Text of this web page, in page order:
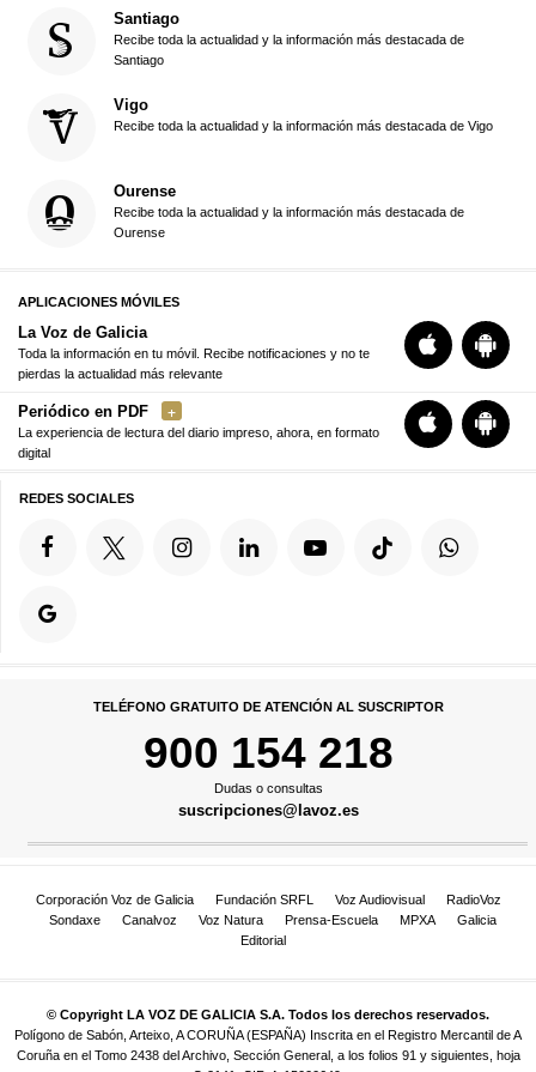
Santiago
Recibe toda la actualidad y la información más destacada de
Santiago
Vigo
Recibe toda la actualidad y la información más destacada de Vigo
Ourense
Recibe toda la actualidad y la información más destacada de
Ourense
APLICACIONES MÓVILES
La Voz de Galicia
Toda la información en tu móvil. Recibe notificaciones y no te
pierdas la actualidad más relevante
Periódico en PDF
La experiencia de lectura del diario impreso, ahora, en formato
digital
REDES SOCIALES
TELÉFONO GRATUITO DE ATENCIÓN AL SUSCRIPTOR
900 154 218
Dudas o consultas
suscripciones@lavoz.es
Corporación Voz de Galicia Fundación SRFL Voz Audiovisual
RadioVoz
Sondaxe
Canalvoz Voz Natura Prensa-Escuela MPXA
Galicia
Editorial
© Copyright LA VOZ DE GALICIA S.A. Todos los derechos reservados.
Polígono de Sabón, Arteixo, A CORUÑA (ESPAÑA) Inscrita en el Registro Mercantil de A
Coruña en el Tomo 2438 del Archivo, Sección General, a los folios 91 y siguientes, hoja